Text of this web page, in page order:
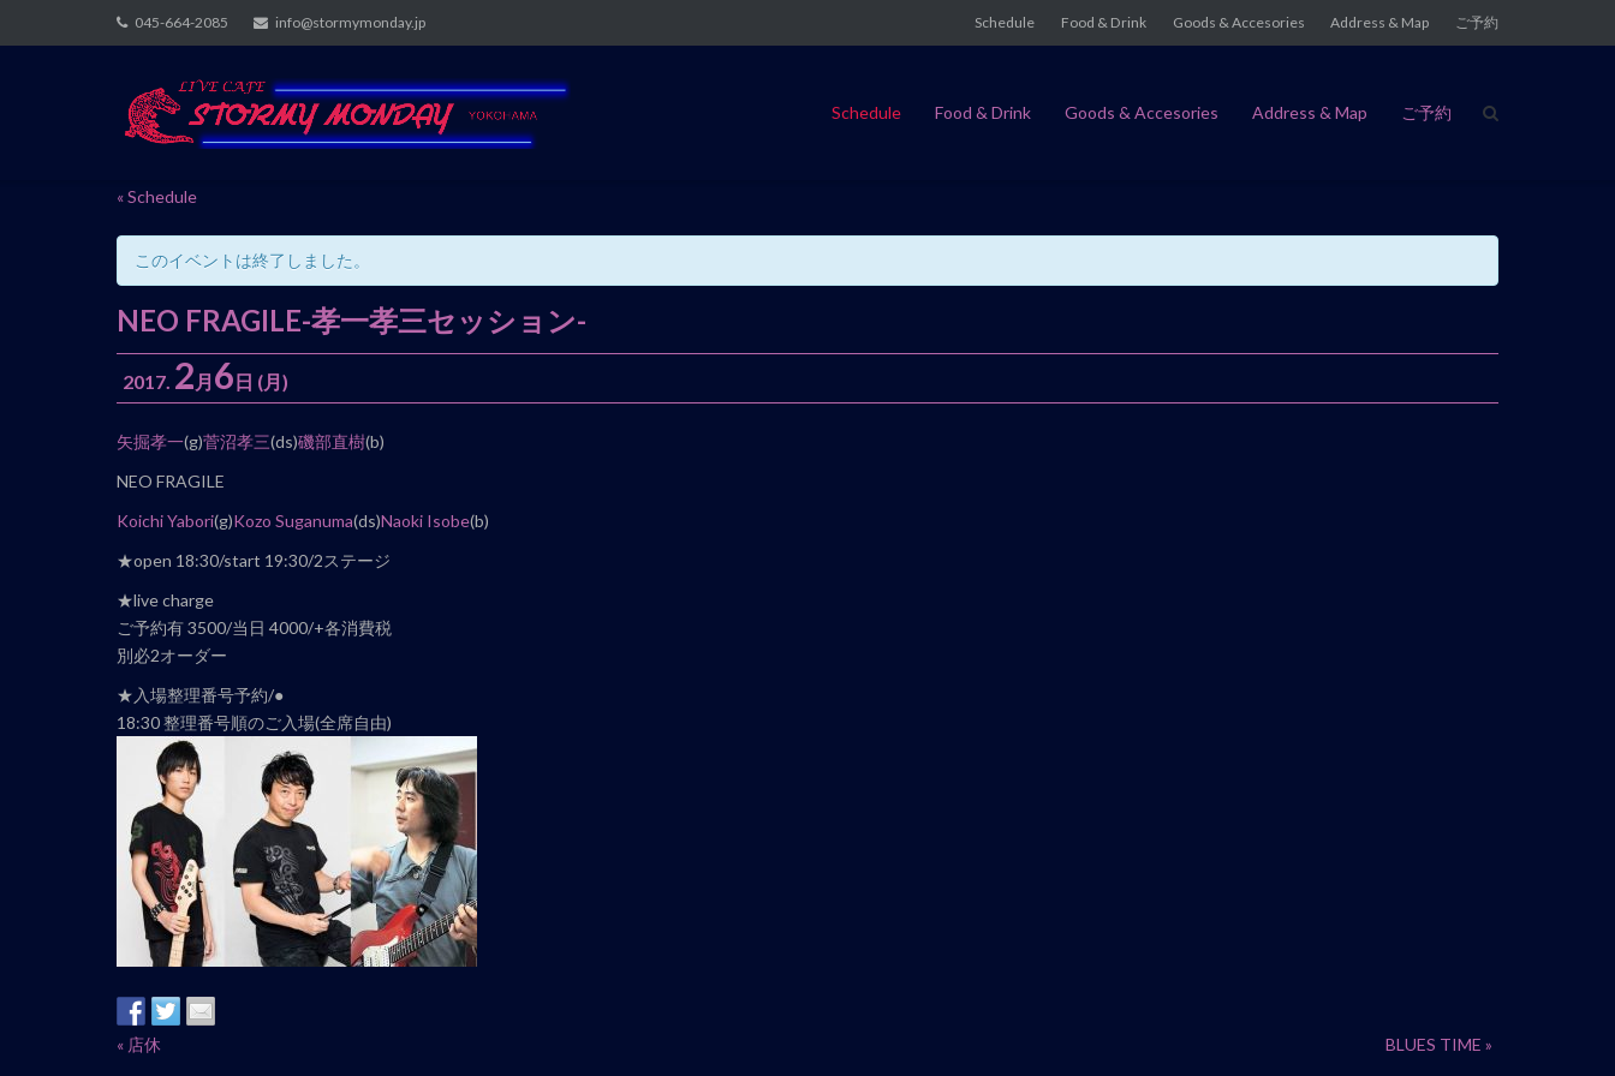
to
045-664-2085 info@stormymonday.jp Schedule Food & Drink Goods & Accesories Address & Map ご予約
Schedule Food & Drink Goods & Accesories Address & Map ご予約
« Schedule
このイベントは終了しました。
NEO FRAGILE-孝一孝三セッション-
2017. 2 月 6 日 (月)
イ
ベ
ト
ナ
ゲ
ー
シ
ョ
ン
矢掘孝一(g)菅沼孝三(ds)磯部直樹(b)
NEO FRAGILE
Koichi Yabori(g)Kozo Suganuma(ds)Naoki Isobe(b)
★open 18:30/start 19:30/2ステージ
★live charge
ご予約有 3500/当日 4000/+各消費税
別必2オーダー
★入場整理番号予約/●
18:30 整理番号順のご入場(全席自由)
イ
«店休 BLUES TIME»